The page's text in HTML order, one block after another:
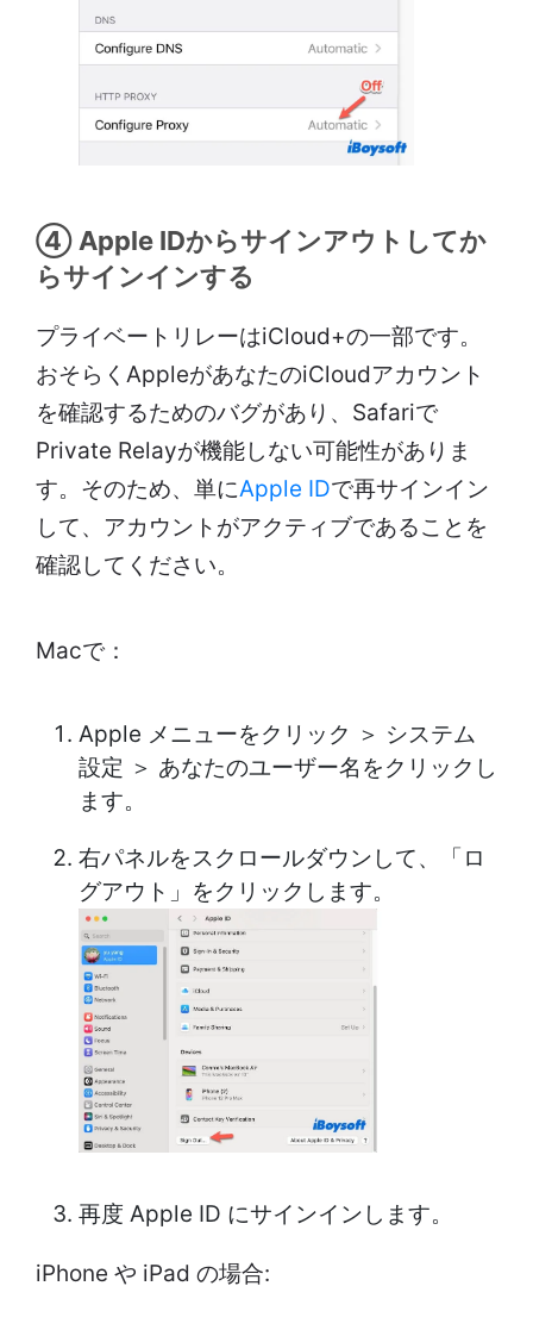
④ Apple IDからサインアウトしてか
らサインインする
プライベートリレーはiCloud+の一部です。
おそらくAppleがあなたのiCloudアカウント
を確認するためのバグがあり、Safariで
Private Relayが機能しない可能性がありま
す。そのため、単にApple IDで再サインイン
して、アカウントがアクティブであることを
確認してください。
Macで：
Apple メニューをクリック ＞ システム
設定 ＞ あなたのユーザー名をクリックし
ます。
右パネルをスクロールダウンして、「ロ
グアウト」をクリックします。
再度 Apple ID にサインインします。
iPhone や iPad の場合: